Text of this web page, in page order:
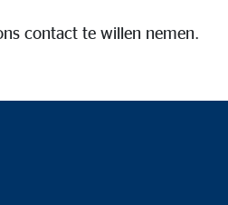
contact te willen nemen.